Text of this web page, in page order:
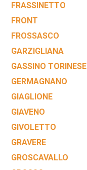
FRASSINETTO
FRONT
FROSSASCO
GARZIGLIANA
GASSINO TORINESE
GERMAGNANO
GIAGLIONE
GIAVENO
GIVOLETTO
GRAVERE
GROSCAVALLO